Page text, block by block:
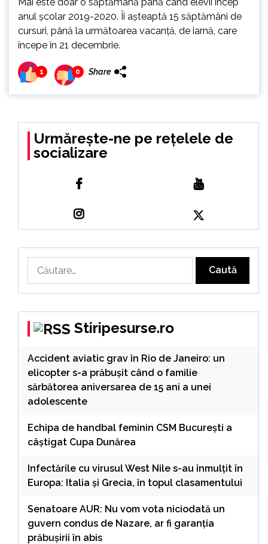
anul școlar 2019-2020. Îi așteaptă 15 săptămâni de
cursuri, până la următoarea vacanță, de iarnă, care
începe în 21 decembrie.
1 0 Share
Urmărește-ne pe rețelele de
socializare
după:
Stiripesurse.ro
Accident aviatic grav în Rio de Janeiro: un
elicopter s-a prăbușit când o familie
sărbătorea aniversarea de 15 ani a unei
adolescente
Echipa de handbal feminin CSM Bucureşti a
câştigat Cupa Dunărea
Infectările cu virusul West Nile s-au înmulțit în
Europa: Italia și Grecia, în topul clasamentului
Senatoare AUR: Nu vom vota niciodată un
guvern condus de Nazare, ar fi garanția
prăbușirii în abis